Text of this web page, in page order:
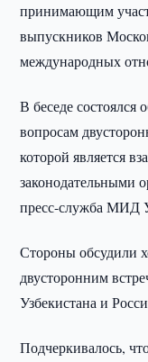
принимающим
выпускников
международных
В беседе
вопросам
которой является
законодательными
пресс-служба МИД
Стороны обсудили
двусторонним
Узбекистана и
Подчеркивалось,